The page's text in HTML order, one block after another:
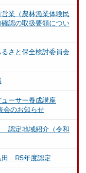
業（農林漁業体験民
認の取扱要領につい
さと保全検討委員会
ーサー養成講座
会のお知らせ
認定地域紹介（令和
田 R5年度認定